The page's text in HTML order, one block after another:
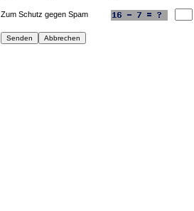
Zum Schutz gegen Spam